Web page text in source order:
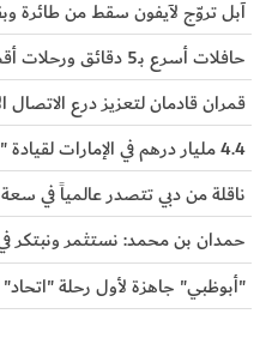
آبل تروّج لآيفون سقط من طائرة
حافلات أسرع بـ5 دقائق ورحلات أقصر ضمن 6 شوارع في دبي
قمران قادمان لتعزيز درع الاتصال
4.4 مليار درهم في الإمارات لقيادة "جيش الأونلاين"
ناقلة من دبي تتصدر عالمياً في سعة الرحلات
حمدان بن محمد: نستثمر ونبتكر في
"أبوظبي" جاهزة لأول رحلة